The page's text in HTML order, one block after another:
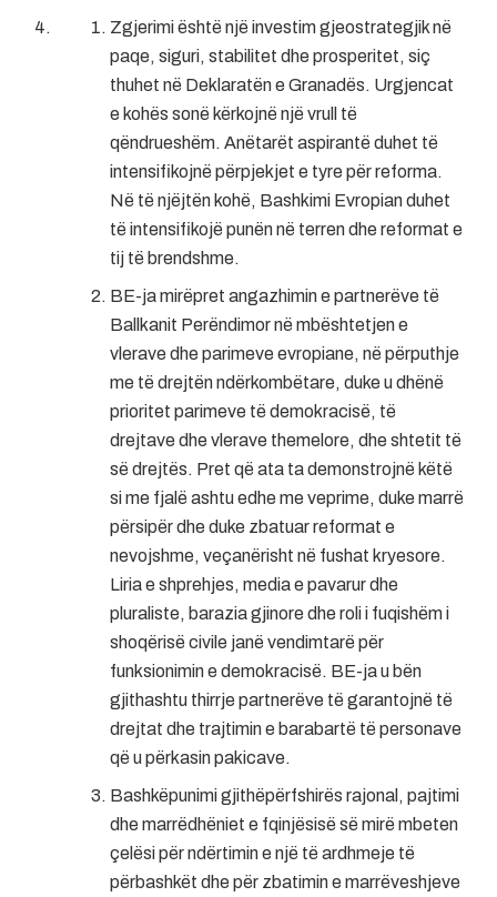
Zgjerimi është një investim gjeostrategjik në
paqe, siguri, stabilitet dhe prosperitet, siç
thuhet në Deklaratën e Granadës. Urgjencat
e kohës sonë kërkojnë një vrull të
qëndrueshëm. Anëtarët aspirantë duhet të
intensifikojnë përpjekjet e tyre për reforma.
Në të njëjtën kohë, Bashkimi Evropian duhet
të intensifikojë punën në terren dhe reformat e
tij të brendshme.
BE-ja mirëpret angazhimin e partnerëve të
Ballkanit Perëndimor në mbështetjen e
vlerave dhe parimeve evropiane, në përputhje
me të drejtën ndërkombëtare, duke u dhënë
prioritet parimeve të demokracisë, të
drejtave dhe vlerave themelore, dhe shtetit të
së drejtës. Pret që ata ta demonstrojnë këtë
si me fjalë ashtu edhe me veprime, duke marrë
përsipër dhe duke zbatuar reformat e
nevojshme, veçanërisht në fushat kryesore.
Liria e shprehjes, media e pavarur dhe
pluraliste, barazia gjinore dhe roli i fuqishëm i
shoqërisë civile janë vendimtarë për
funksionimin e demokracisë. BE-ja u bën
gjithashtu thirrje partnerëve të garantojnë të
drejtat dhe trajtimin e barabartë të personave
që u përkasin pakicave.
Bashkëpunimi gjithëpërfshirës rajonal, pajtimi
dhe marrëdhëniet e fqinjësisë së mirë mbeten
çelësi për ndërtimin e një të ardhmeje të
përbashkët dhe për zbatimin e marrëveshjeve